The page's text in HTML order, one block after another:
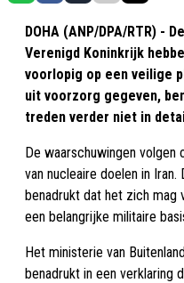
DOHA (ANP/DPA/RTR) -
Verenigd Koninkrijk
voorlopig op een veilige
uit voorzorg gegeven,
treden verder niet in
De waarschuwingen volgen
van nucleaire doelen in
benadrukt dat het zich mag
een belangrijke militaire
Het ministerie van
benadrukt in een verklaring